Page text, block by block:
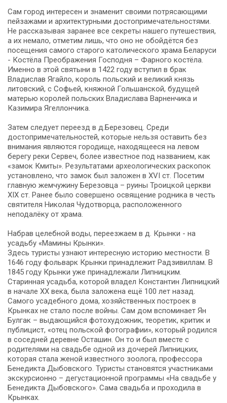
Сам город интересен и знаменит своими потрясающими
пейзажами и архитектурными достопримечательностями.
Не рассказывая заранее все секреты нашего путешествия,
а их немало, отметим лишь, что оно не обойдётся без
посещения самого старого католического храма Беларуси
- Костёла Преображения Господня – Фарного костёла.
Именно в этой святыни в 1422 году вступил в брак
Владислав Ягайло, король польский и великий князь
литовский, с Софьей, княжной Гольшанской, будущей
матерью королей польских Владислава Варненчика и
Казимира Ягеллончика.
Затем следует переезд в д.Березовец. Среди
достопримечательностей, которые нельзя оставить без
внимания являются городище, находящееся на левом
берегу реки Сервеч, более известное под названием, как
«замок Кмиты». Результатами археологических раскопок
установлено, что замок был заложен в XVI ст. Посетим
главную жемчужину Березовца – руины Троицкой церкви
XIX ст. Ранее было совершено освящение родника в честь
святителя Николая Чудотворца, расположенного
неподалёку от храма.
Набрав целебной воды, переезжаем в д. Крынки - на
усадьбу «Мамины Крынки».
Здесь туристы узнают интересную историю местности. В
1646 году фольварк Крынки принадлежит Радзивиллам. В
1845 году Крынки уже принадлежали Липницким.
Старинная усадьба, которой владел Константин Липницкий
в начале XX века, была заложена ещё 100 лет назад.
Самого усадебного дома, хозяйственных построек в
Крынках не стало после войны. Сам дом вспоминает Ян
Булгак – выдающийся фотохудожник, теоретик, критик и
публицист, «отец польской фотографии», который родился
в соседней деревне Осташин. Он то и был вместе с
родителями на свадьбе одной из дочерей Липницких,
которая стала женой известного зоолога, профессора
Бенедикта Дыбовского. Туристы становятся участниками
экскурсионно – дегустационной программы «На свадьбе у
Бенедикта Дыбовского». Сама свадьба и проходила в
Крынках.